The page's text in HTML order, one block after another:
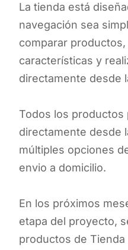
La tienda está
navegación sea
comparar
características y
directamente desde
Todos los productos
directamente desde
múltiples opciones
envio a domicilio.
En los próximos
etapa del proyecto,
productos de Tienda